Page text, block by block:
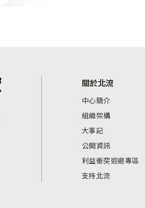
關於北流
中心簡介
組織架構
大事記
公開資訊
利益衝突迴避專區
支持北流